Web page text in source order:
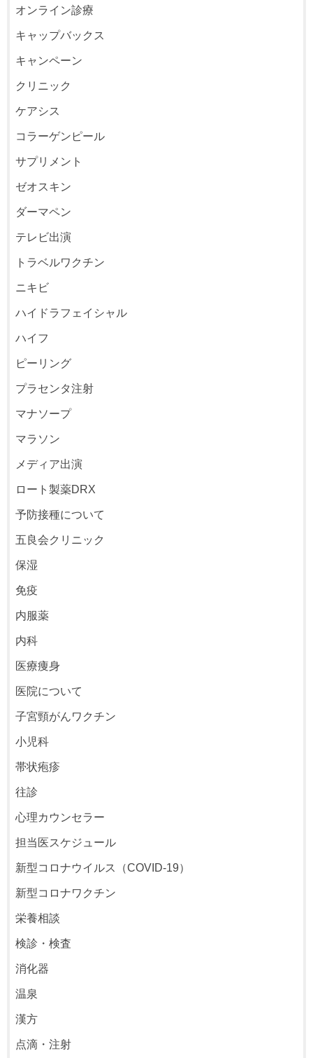
オンライン診療
キャップバックス
キャンペーン
クリニック
ケアシス
コラーゲンピール
サプリメント
ゼオスキン
ダーマペン
テレビ出演
トラベルワクチン
ニキビ
ハイドラフェイシャル
ハイフ
ピーリング
プラセンタ注射
マナソープ
マラソン
メディア出演
ロート製薬DRX
予防接種について
五良会クリニック
保湿
免疫
内服薬
内科
医療痩身
医院について
子宮頸がんワクチン
小児科
帯状疱疹
往診
心理カウンセラー
担当医スケジュール
新型コロナウイルス（COVID-19）
新型コロナワクチン
栄養相談
検診・検査
消化器
温泉
漢方
点滴・注射